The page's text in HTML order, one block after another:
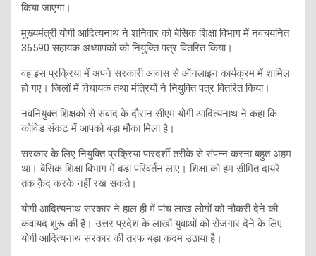
किया जाएगा।
मुख्यमंत्री योगी आदित्यनाथ ने शनिवार को बेसिक शिक्षा विभाग में नवचयनित
36590 सहायक अध्यापकों को नियुक्ति पत्र वितरित किया।
वह इस प्रक्रिया में अपने सरकारी आवास से ऑनलाइन कार्यक्रम में शामिल
हो गए। जिलों में विधायक तथा मंत्रियों ने नियुक्ति पत्र वितरित किया।
नवनियुक्त शिक्षकों से संवाद के दौरान सीएम योगी आदित्यनाथ ने कहा कि
कोविड संकट में आपको बड़ा मौका मिला है।
सरकार के लिए नियुक्ति प्रक्रिया पारदर्शी तरीके से संपन्न करना बहुत अहम
था। बेसिक शिक्षा विभाग में बड़ा परिवर्तन लाए। शिक्षा को हम सीमित दायरे
तक क़ैद करके नहीं रख सकते।
योगी आदित्यनाथ सरकार ने हाल ही में पांच लाख लोगों को नौकरी देने की
कवायद शुरू की है। उत्तर प्रदेश के लाखों युवाओं को रोजगार देने के लिए
योगी आदित्यनाथ सरकार की तरफ बड़ा कदम उठाया है।